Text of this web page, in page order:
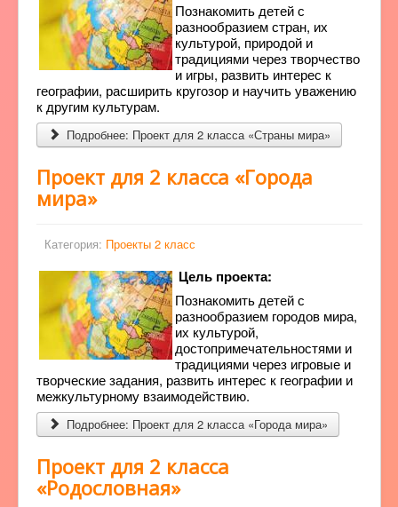
Познакомить детей с
разнообразием стран, их
культурой, природой и
традициями через творчество
и игры, развить интерес к
географии, расширить кругозор и научить уважению
к другим культурам.
Подробнее: Проект для 2 класса «Страны мира»
Проект для 2 класса «Города
мира»
Категория: Проекты 2 класс
Цель проекта:
Познакомить детей с
разнообразием городов мира,
их культурой,
достопримечательностями и
традициями через игровые и
творческие задания, развить интерес к географии и
межкультурному взаимодействию.
Подробнее: Проект для 2 класса «Города мира»
Проект для 2 класса
«Родословная»